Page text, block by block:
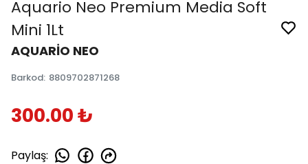
Aquario Neo Premium Media Soft
Mini 1Lt
AQUARİO NEO
Barkod: 8809702871268
300.00 ₺
Paylaş: